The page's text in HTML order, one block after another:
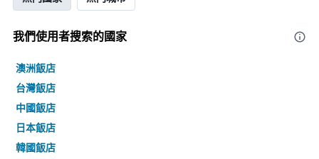
我們使用者搜索的國家
澳洲飯店
台灣飯店
中國飯店
日本飯店
韓國飯店